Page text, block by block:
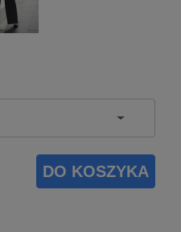
DO KOSZYKA